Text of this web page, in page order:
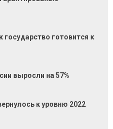
государство готовится к
выросли на 57%
к уровню 2022